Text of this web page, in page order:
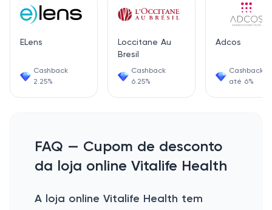
ELens
Cashback
2.25%
Loccitane Au
Bresil
Cashback
6.25%
Adcos
Cashback
até 6%
FAQ — Cupom de desconto
da loja online Vitalife Health
A loja online Vitalife Health tem